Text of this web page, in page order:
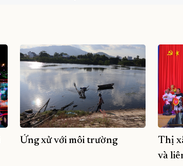
Ứng xử với môi trường
Thị
và